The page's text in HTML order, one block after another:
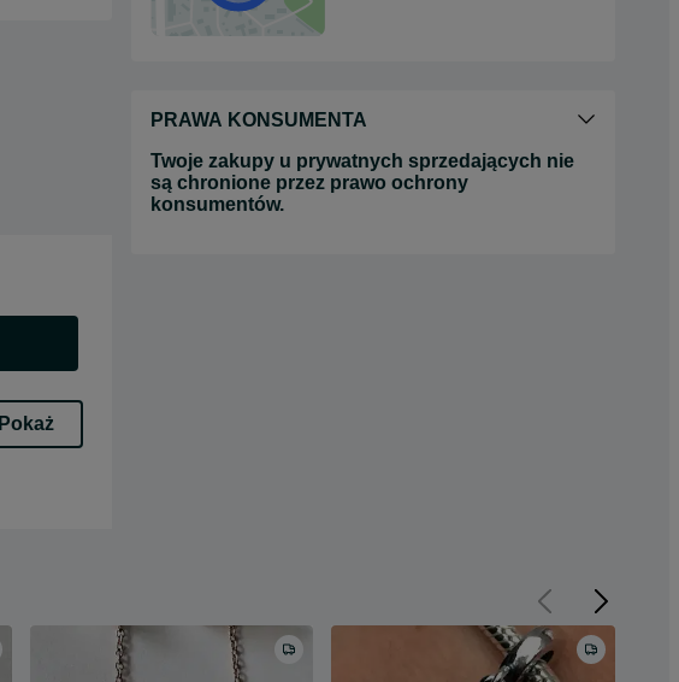
Pokaż
PRAWA KONSUMENTA
Twoje zakupy u prywatnych sprzedających nie
są chronione przez prawo ochrony
konsumentów.